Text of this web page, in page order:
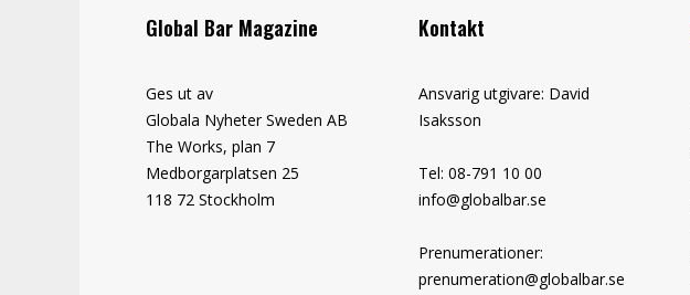
Global Bar Magazine
Ges ut av
Globala Nyheter Sweden AB
The Works, plan 7
Medborgarplatsen 25
118 72 Stockholm
Kontakt
Ansvarig utgivare: David
Isaksson
Tel: 08-791 10 00
info@globalbar.se
Prenumerationer:
prenumeration@globalbar.se